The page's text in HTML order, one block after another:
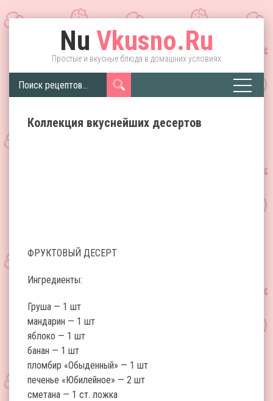
Nu Vkusno.Ru
Простые и вкусные блюда в домашних условиях
Коллекция вкуснейших десертов
ФРУКТОВЫЙ ДЕСЕРТ
Ингредиенты:
Груша — 1 шт
мандарин — 1 шт
яблоко — 1 шт
банан — 1 шт
пломбир «Обыденный» — 1 шт
печенье «Юбилейное» — 2 шт
сметана — 1 ст. ложка